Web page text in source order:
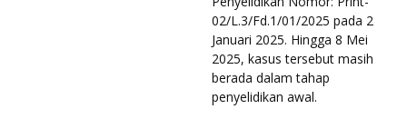
02/L.3/Fd.1/01/2025 pada 2
Januari 2025. Hingga 8 Mei
2025, kasus tersebut masih
berada dalam tahap
penyelidikan awal.